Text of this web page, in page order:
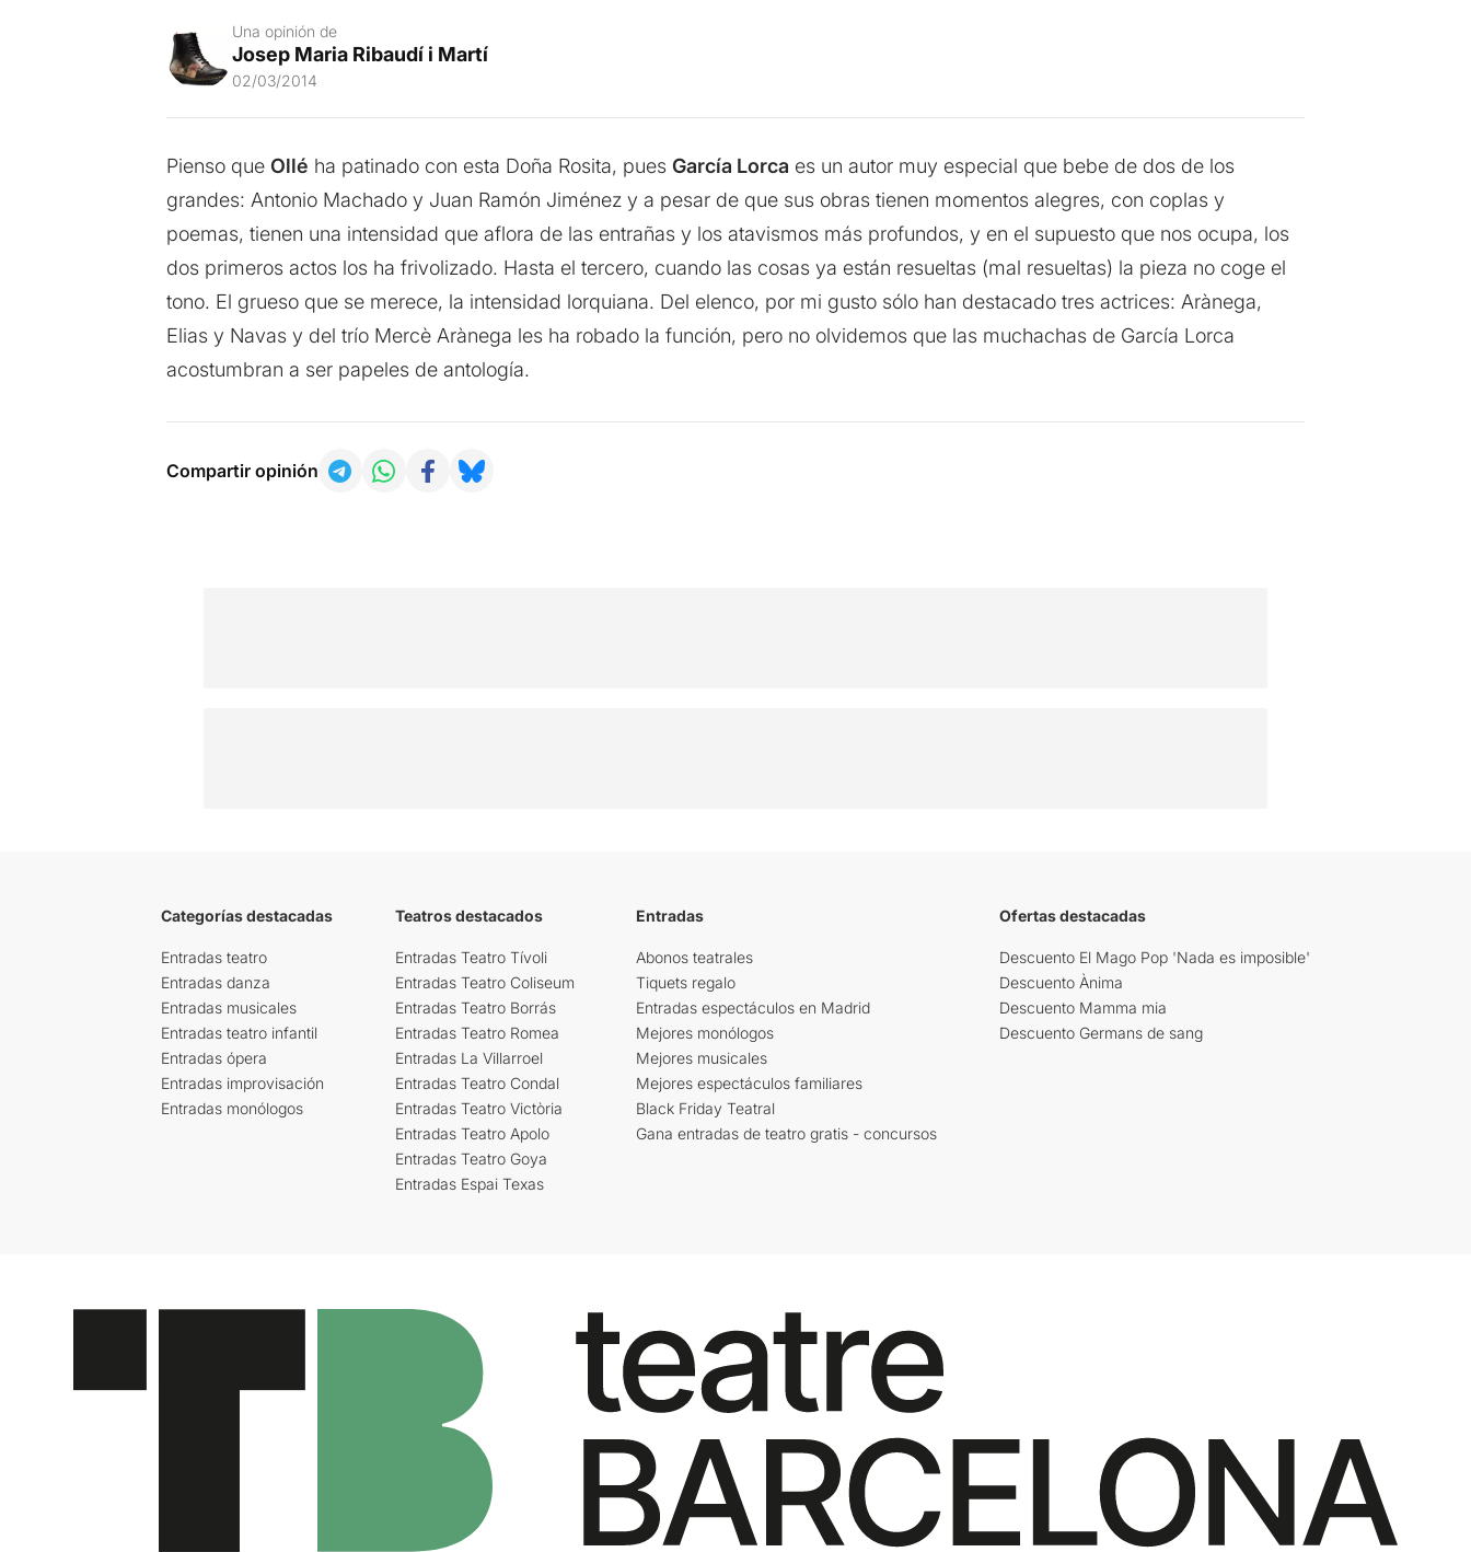
Una opinión de
Josep Maria Ribaudí i Martí
02/03/2014
Pienso que Ollé ha patinado con esta Doña Rosita, pues García Lorca es un autor muy especial que bebe de dos de los
grandes: Antonio Machado y Juan Ramón Jiménez y a pesar de que sus obras tienen momentos alegres, con coplas y
poemas, tienen una intensidad que aflora de las entrañas y los atavismos más profundos, y en el supuesto que nos ocupa, los
dos primeros actos los ha frivolizado. Hasta el tercero, cuando las cosas ya están resueltas (mal resueltas) la pieza no coge el
tono. El grueso que se merece, la intensidad lorquiana. Del elenco, por mi gusto sólo han destacado tres actrices: Arànega,
Elias y Navas y del trío Mercè Arànega les ha robado la función, pero no olvidemos que las muchachas de García Lorca
acostumbran a ser papeles de antología.
Compartir opinión
Categorías destacadas
Entradas teatro
Entradas danza
Entradas musicales
Entradas teatro infantil
Entradas ópera
Entradas improvisación
Entradas monólogos
Teatros destacados
Entradas Teatro Tívoli
Entradas Teatro Coliseum
Entradas Teatro Borrás
Entradas Teatro Romea
Entradas La Villarroel
Entradas Teatro Condal
Entradas Teatro Victòria
Entradas Teatro Apolo
Entradas Teatro Goya
Entradas Espai Texas
Entradas
Abonos teatrales
Tiquets regalo
Entradas espectáculos en Madrid
Mejores monólogos
Mejores musicales
Mejores espectáculos familiares
Black Friday Teatral
Gana entradas de teatro gratis - concursos
Ofertas destacadas
Descuento El Mago Pop 'Nada es imposible'
Descuento Ànima
Descuento Mamma mia
Descuento Germans de sang